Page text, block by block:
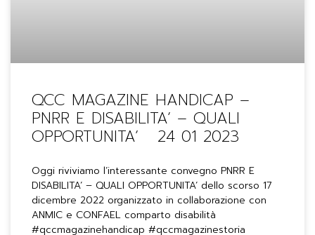
QCC MAGAZINE HANDICAP –
PNRR E DISABILITA’ – QUALI
OPPORTUNITA’ 24 01 2023
Oggi riviviamo l’interessante convegno PNRR E
DISABILITA’ – QUALI OPPORTUNITA’ dello scorso 17
dicembre 2022 organizzato in collaborazione con
ANMIC e CONFAEL comparto disabilità
#qccmagazinehandicap #qccmagazinestoria